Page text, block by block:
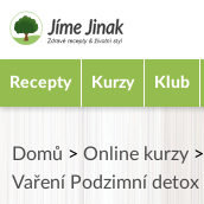
Recepty Kurzy Klub
Domů > Online kurzy >
Vaření Podzimní detox